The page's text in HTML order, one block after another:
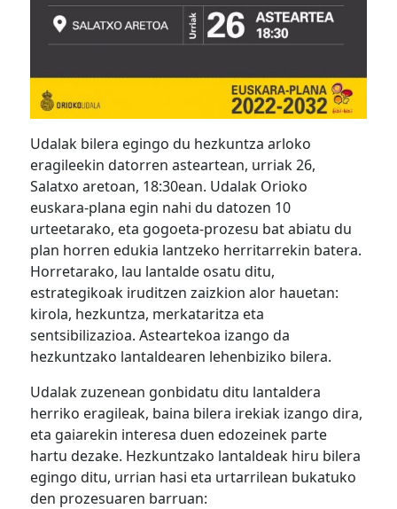
Udalak bilera egingo du hezkuntza arloko
eragileekin datorren asteartean, urriak 26,
Salatxo aretoan, 18:30ean. Udalak Orioko
euskara-plana egin nahi du datozen 10
urteetarako, eta gogoeta-prozesu bat abiatu du
plan horren edukia lantzeko herritarrekin batera.
Horretarako, lau lantalde osatu ditu,
estrategikoak iruditzen zaizkion alor hauetan:
kirola, hezkuntza, merkataritza eta
sentsibilizazioa. Asteartekoa izango da
hezkuntzako lantaldearen lehenbiziko bilera.
Udalak zuzenean gonbidatu ditu lantaldera
herriko eragileak, baina bilera irekiak izango dira,
eta gaiarekin interesa duen edozeinek parte
hartu dezake. Hezkuntzako lantaldeak hiru bilera
egingo ditu, urrian hasi eta urtarrilean bukatuko
den prozesuaren barruan: